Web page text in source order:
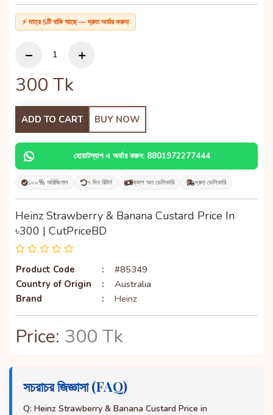
⚡ মাত্র 5টি বাকি আছে — দ্রুত অর্ডার করুন!
300 Tk
ADD TO CART BUY NOW
হোয়াটস্যাপ এ অর্ডার করুন: 8801972277444
১০০% অরিজিনাল ৭ দিন রিটার্ন ক্যাশ অন ডেলিভারি দ্রুত ডেলিভারি
Heinz Strawberry & Banana Custard Price In
৳300 | CutPriceBD
Product Code :
#85349
Country of Origin
:
Australia
Brand
: Heinz
Price: 300 Tk
সচরাচর জিজ্ঞাসা (FAQ)
Q: Heinz Strawberry & Banana Custard Price in